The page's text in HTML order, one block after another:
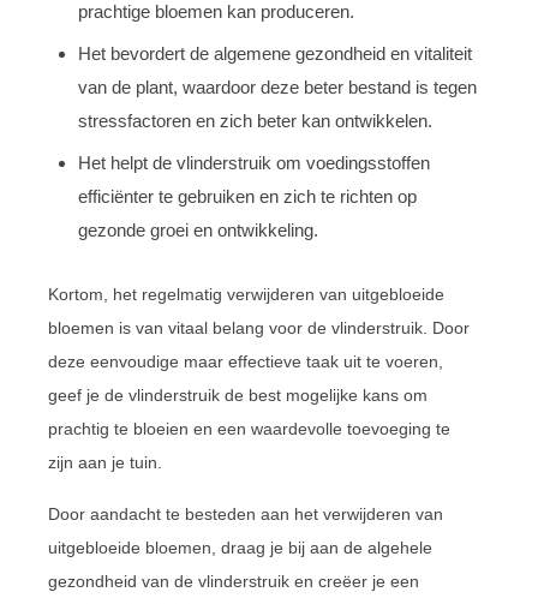
prachtige bloemen kan produceren.
Het bevordert de algemene gezondheid en vitaliteit
van de plant, waardoor deze beter bestand is tegen
stressfactoren en zich beter kan ontwikkelen.
Het helpt de vlinderstruik om voedingsstoffen
efficiënter te gebruiken en zich te richten op
gezonde groei en ontwikkeling.
Kortom, het regelmatig verwijderen van uitgebloeide
bloemen is van vitaal belang voor de vlinderstruik. Door
deze eenvoudige maar effectieve taak uit te voeren,
geef je de vlinderstruik de best mogelijke kans om
prachtig te bloeien en een waardevolle toevoeging te
zijn aan je tuin.
Door aandacht te besteden aan het verwijderen van
uitgebloeide bloemen, draag je bij aan de algehele
gezondheid van de vlinderstruik en creëer je een